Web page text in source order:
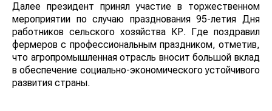
Далее президент принял участие в торжественном
мероприятии по случаю празднования 95-летия Дня
работников сельского хозяйства КР. Где поздравил
фермеров с профессиональным праздником, отметив,
что агропромышленная отрасль вносит большой вклад
в обеспечение социально-экономического устойчивого
развития страны.